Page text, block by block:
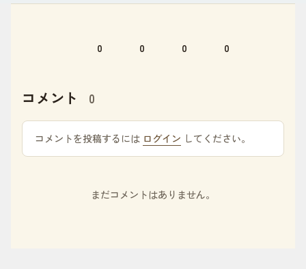
0 0 0 0
コメント 0
コメントを投稿するには ログイン してください。
まだコメントはありません。